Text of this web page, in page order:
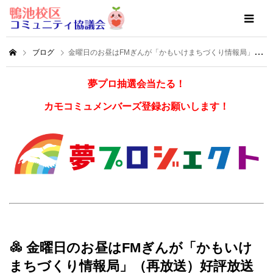
ブログ 金曜日のお昼はFMぎんが「かもいけまちづくり情報局」（再放送）好評放送中！
夢プロ抽選会当たる！
カモコミュメンバーズ登録お願いします！
金曜日のお昼はFMぎんが「かもいけ
まちづくり情報局」（再放送）好評放送